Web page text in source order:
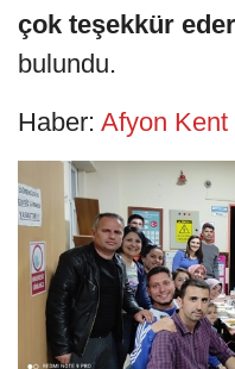
çok teşekkür
bulundu.
Haber: Afyon Kent